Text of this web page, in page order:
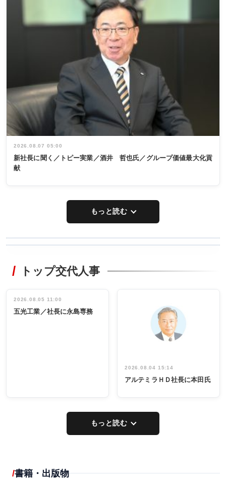
2026.08.07 05:00
新社長に聞く／トピー実業／酒井 哲也氏／グループ価値最大化貢
献
もっと読む
非鉄業界で
インタビュ
ー／社内ア
タックトレー
祝う 業界関
係者ら220人
出席
トップ交代人事
2026.08.05 11:00
五光工業／社長に永島専務
2026.08.04 15:14
アルテミラＨＤ社長に本田氏
もっと読む
書籍・出版物